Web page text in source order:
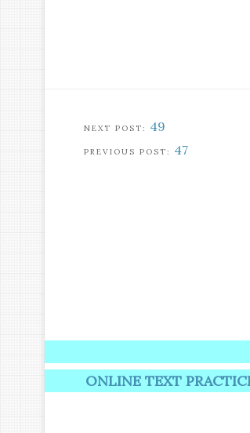
49
47
ONLINE TEXT PRACTICE